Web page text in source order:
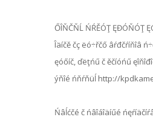
ŐÎŇČŇĹ ŃŔĚÓŢ ĘĐÓŇÓŢ
Îäíčě čç ëó÷řčő âŕđčŕíňîâ
ęóőíč, ďëţńű č ěčíóńű
ýňîé ńňŕňüĺ http://
Ńâĺćčé č ńâîáîäíűé